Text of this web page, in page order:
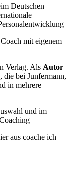
Deutschen
mit eigenem
Verlag. Als Autor
die bei Junfermann,
in mehrere
und im
aus coache ich